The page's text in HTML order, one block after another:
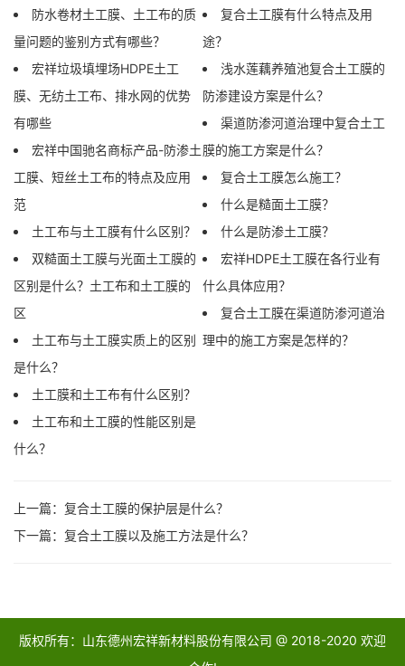
防水卷材土工膜、土工布的质
量问题的鉴别方式有哪些？
宏祥垃圾填埋场HDPE土工
膜、无纺土工布、排水网的优势
有哪些
宏祥中国驰名商标产品-防渗土
工膜、短丝土工布的特点及应用
范
土工布与土工膜有什么区别？
双糙面土工膜与光面土工膜的
区别是什么？土工布和土工膜的
区
土工布与土工膜实质上的区别
是什么？
土工膜和土工布有什么区别？
土工布和土工膜的性能区别是
什么？
复合土工膜有什么特点及用
途？
浅水莲藕养殖池复合土工膜的
防渗建设方案是什么？
渠道防渗河道治理中复合土工
膜的施工方案是什么？
复合土工膜怎么施工？
什么是糙面土工膜？
什么是防渗土工膜？
宏祥HDPE土工膜在各行业有
什么具体应用？
复合土工膜在渠道防渗河道治
理中的施工方案是怎样的？
上一篇： 复合土工膜的保护层是什么？
下一篇： 复合土工膜以及施工方法是什么？
版权所有：山东德州宏祥新材料股份有限公司 @ 2018-2020 欢迎